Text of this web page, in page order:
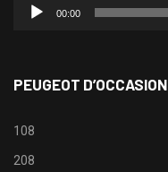
00:00
PEUGEOT D’OCCASION
108
208